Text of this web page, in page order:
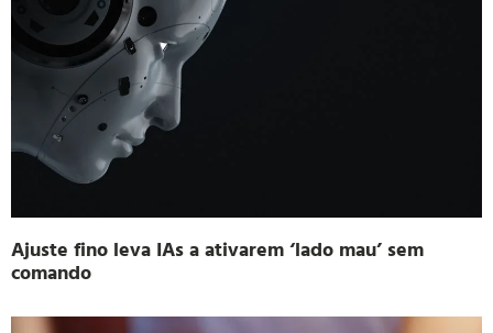
Ajuste fino leva IAs a ativarem ‘lado mau’ sem
comando